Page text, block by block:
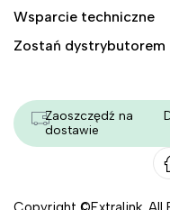
Wsparcie techniczne
Zostań dystrybutorem
Zaoszczędź na
dostawie